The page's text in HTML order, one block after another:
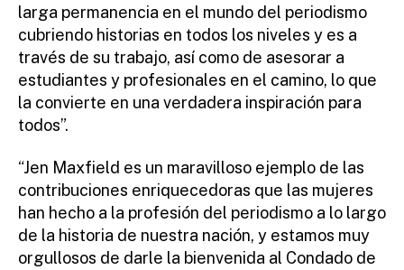
larga permanencia en el mundo del periodismo
cubriendo historias en todos los niveles y es a
través de su trabajo, así como de asesorar a
estudiantes y profesionales en el camino, lo que
la convierte en una verdadera inspiración para
todos”.
“Jen Maxfield es un maravilloso ejemplo de las
contribuciones enriquecedoras que las mujeres
han hecho a la profesión del periodismo a lo largo
de la historia de nuestra nación, y estamos muy
orgullosos de darle la bienvenida al Condado de